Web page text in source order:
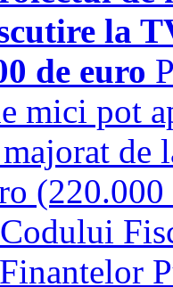
la
de euro
mici pot
de